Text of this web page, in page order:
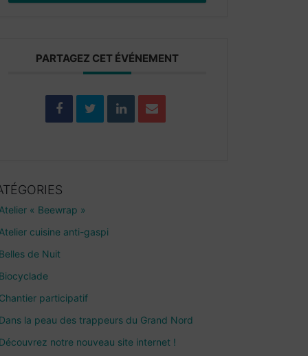
PARTAGEZ CET ÉVÉNEMENT
Atelier « Beewrap »
Atelier cuisine anti-gaspi
Belles de Nuit
Biocyclade
Chantier participatif
Dans la peau des trappeurs du Grand Nord
Découvrez notre nouveau site internet !